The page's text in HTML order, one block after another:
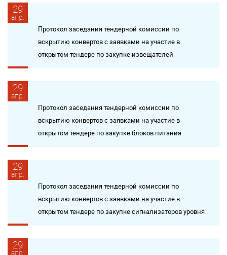
29
апр.
Протокол заседания тендерной комиссии по
вскрытию конвертов с заявками на участие в
открытом тендере по закупке извещателей
29
апр.
Протокол заседания тендерной комиссии по
вскрытию конвертов с заявками на участие в
открытом тендере по закупке блоков питания
29
апр.
Протокол заседания тендерной комиссии по
вскрытию конвертов с заявками на участие в
открытом тендере по закупке сигнализаторов уровня
29
апр.